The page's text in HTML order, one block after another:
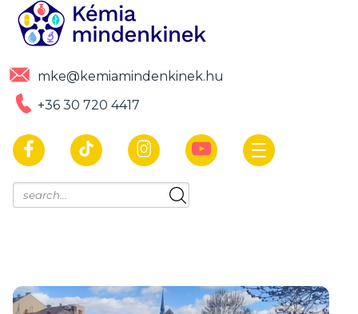
mke@kemiamindenkinek.hu
+36 30 720 4417